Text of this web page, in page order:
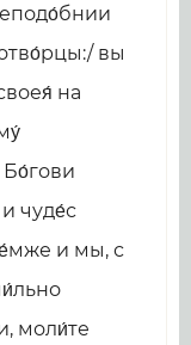
вы
на
Бо́гови
чуде́с
и мы, с
моли́те